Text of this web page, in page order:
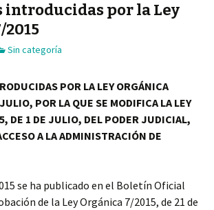
introducidas por la Ley
Sin categoría
POR LALEY ORGÁNICA
POR LA QUE SE MODIFICA LA LEY
DE 1 DE JULIO, DEL PODER JUDICIAL,
A LA ADMINISTRACIÓN DE
se ha publicado en el Boletín Oficial
de la Ley Orgánica 7/2015, de 21 de